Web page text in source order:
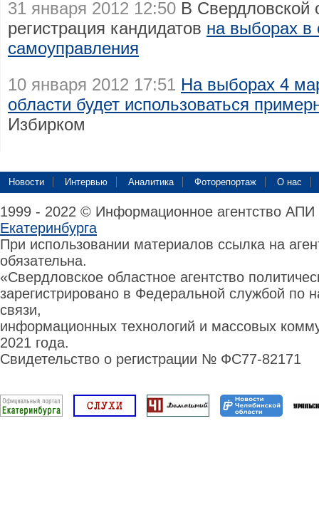
31 января 2012 12:50 В Свердловской
регистрация кандидатов на выборах в
самоуправления
10 января 2012 17:51 На выборах 4
области будет использоваться
Избирком
Новости Интервью Аналитика Фоторепортаж О нас
1999 - 2022 © Информационное агентство
Екатеринбурга
При использовании материалов ссылка на
обязательна.
«Свердловское областное агентство
зарегистрировано в Федеральной службой по
связи,
информационных технологий и массовых
2021 года.
Свидетельство о регистрации № ФС77-82171